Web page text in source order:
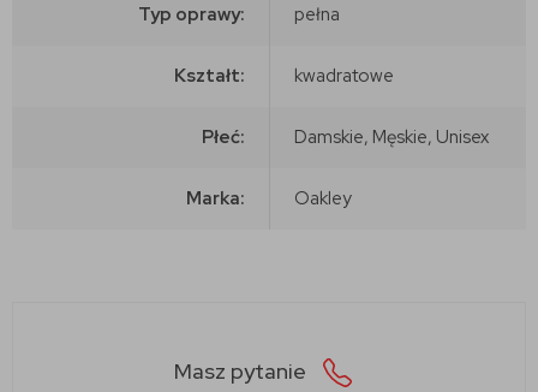
Typ oprawy: pełna
Kształt: kwadratowe
Płeć: Damskie, Męskie, Unisex
Marka: Oakley
Masz pytanie